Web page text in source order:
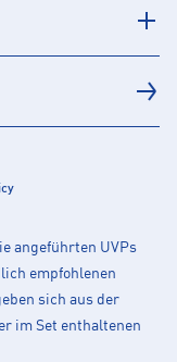
angeführten UVPs
empfohlenen
sich aus der
im Set enthaltenen